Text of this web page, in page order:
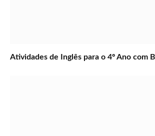
Atividades de Inglês para o 4º Ano com